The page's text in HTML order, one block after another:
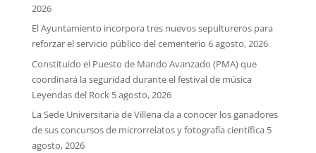
2026
El Ayuntamiento incorpora tres nuevos sepultureros para
reforzar el servicio público del cementerio 6 agosto, 2026
Constituido el Puesto de Mando Avanzado (PMA) que
coordinará la seguridad durante el festival de música
Leyendas del Rock 5 agosto, 2026
La Sede Universitaria de Villena da a conocer los ganadores
de sus concursos de microrrelatos y fotografía científica 5
agosto, 2026